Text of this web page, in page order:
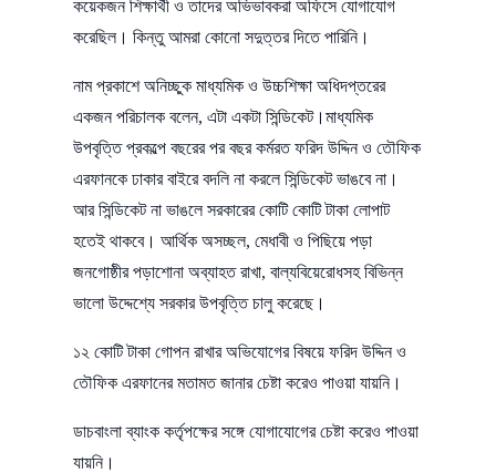
কয়েকজন শিক্ষার্থী ও তাদের অভিভাবকরা অফিসে যোগাযোগ
করেছিল। কিন্তু আমরা কোনো সদুত্তর দিতে পারিনি।
নাম প্রকাশে অনিচ্ছুক মাধ্যমিক ও উচ্চশিক্ষা অধিদপ্তরের
একজন পরিচালক বলেন, এটা একটা সিন্ডিকেট।মাধ্যমিক
উপবৃত্তি প্রকল্পে বছরের পর বছর কর্মরত ফরিদ উদ্দিন ও তৌফিক
এরফানকে ঢাকার বাইরে বদলি না করলে সিন্ডিকেট ভাঙবে না।
আর সিন্ডিকেট না ভাঙলে সরকারের কোটি কোটি টাকা লোপাট
হতেই থাকবে। আর্থিক অসচ্ছল, মেধাবী ও পিছিয়ে পড়া
জনগোষ্ঠীর পড়াশোনা অব্যাহত রাখা, বাল্যবিয়েরোধসহ বিভিন্ন
ভালো উদ্দেশ্যে সরকার উপবৃত্তি চালু করেছে।
১২ কোটি টাকা গোপন রাখার অভিযোগের বিষয়ে ফরিদ উদ্দিন ও
তৌফিক এরফানের মতামত জানার চেষ্টা করেও পাওয়া যায়নি।
ডাচবাংলা ব্যাংক কর্তৃপক্ষের সঙ্গে যোগাযোগের চেষ্টা করেও পাওয়া
যায়নি।